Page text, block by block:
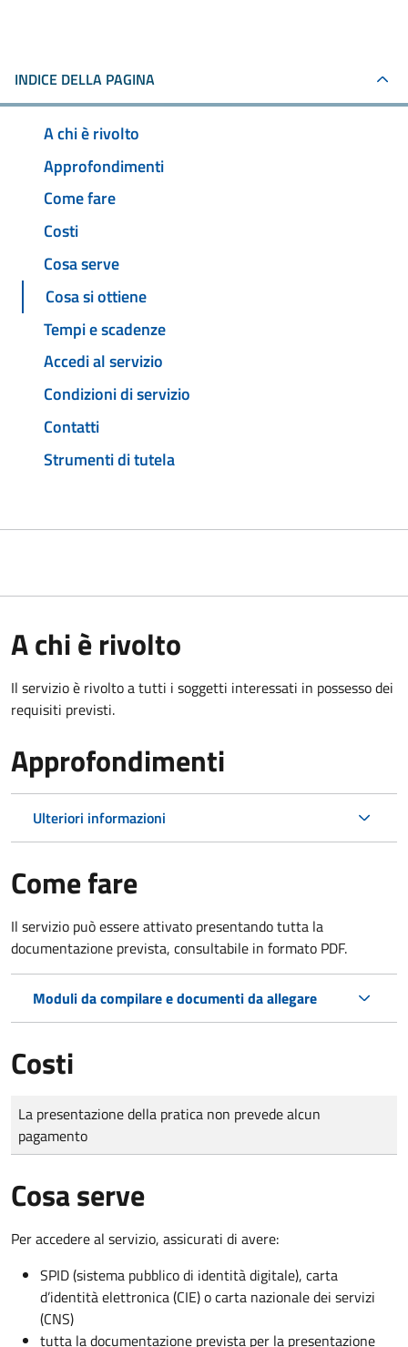
INDICE DELLA PAGINA
A chi è rivolto
Approfondimenti
Come fare
Costi
Cosa serve
Cosa si ottiene
Tempi e scadenze
Accedi al servizio
Condizioni di servizio
Contatti
Strumenti di tutela
A chi è rivolto
Il servizio è rivolto a tutti i soggetti interessati in possesso dei
requisiti previsti.
Approfondimenti
Ulteriori informazioni
Come fare
Il servizio può essere attivato presentando tutta la
documentazione prevista, consultabile in formato PDF.
Moduli da compilare e documenti da allegare
Costi
Tipo di pagamento
Importo
La presentazione della pratica non prevede alcun
pagamento
Cosa serve
Per accedere al servizio, assicurati di avere:
SPID (sistema pubblico di identità digitale), carta
d’identità elettronica (CIE) o carta nazionale dei servizi
(CNS)
tutta la documentazione prevista per la presentazione